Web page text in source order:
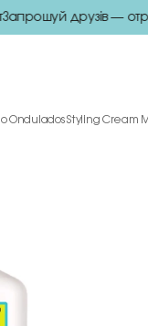
друзів —
Ondulados Styling